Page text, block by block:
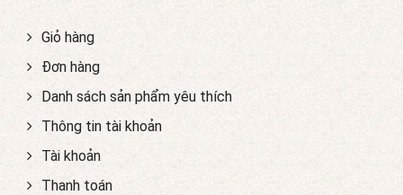
Giỏ hàng
Đơn hàng
Danh sách sản phẩm yêu thích
Thông tin tài khoản
Tài khoản
Thanh toán